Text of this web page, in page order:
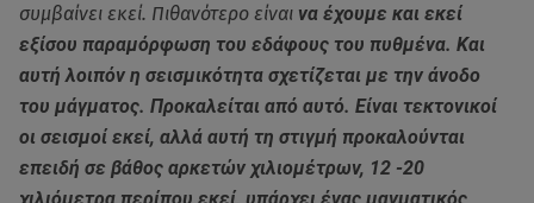
συμβαίνει εκεί. Πιθανότερο είναι να έχουμε και εκεί
εξίσου παραμόρφωση του εδάφους του πυθμένα. Και
αυτή λοιπόν η σεισμικότητα σχετίζεται με την άνοδο
του μάγματος. Προκαλείται από αυτό. Είναι τεκτονικοί
οι σεισμοί εκεί, αλλά αυτή τη στιγμή προκαλούνται
επειδή σε βάθος αρκετών χιλιομέτρων, 12 -20